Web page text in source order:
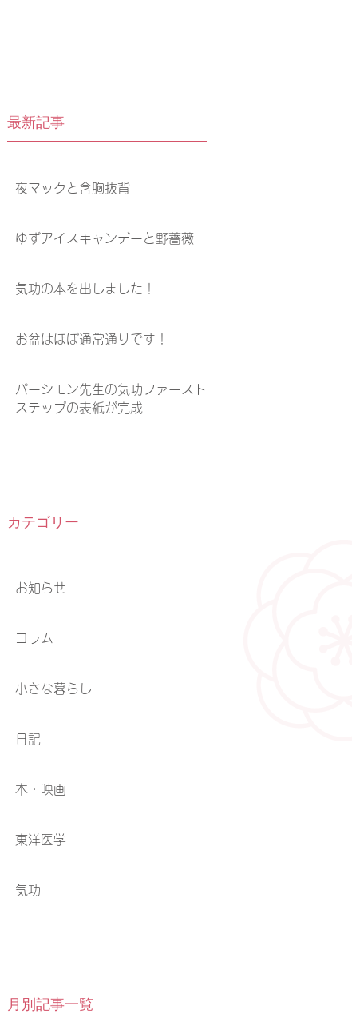
最新記事
夜マックと含胸抜背
ゆずアイスキャンデーと野薔薇
気功の本を出しました！
お盆はほぼ通常通りです！
パーシモン先生の気功ファースト
ステップの表紙が完成
カテゴリー
お知らせ
コラム
小さな暮らし
日記
本・映画
東洋医学
気功
月別記事一覧